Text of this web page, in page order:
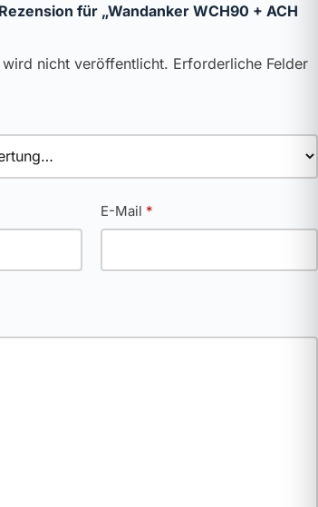
für „Wandanker WCH90 + ACH
nicht veröffentlicht. Erforderliche Felder
E-Mail *